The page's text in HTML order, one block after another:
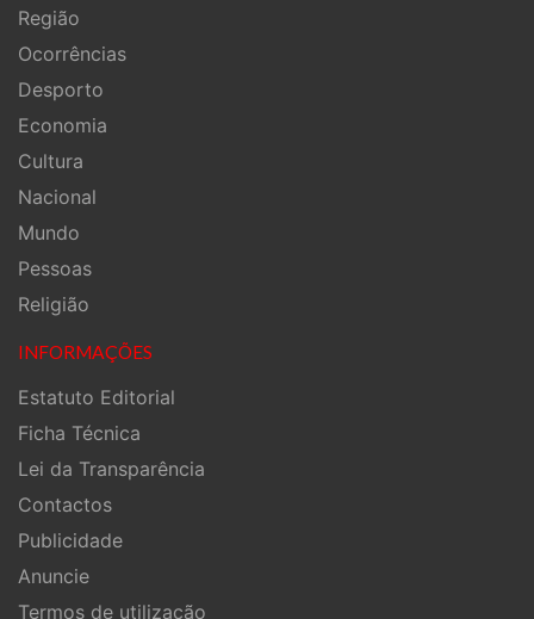
Região
Ocorrências
Desporto
Economia
Cultura
Nacional
Mundo
Pessoas
Religião
INFORMAÇÕES
Estatuto Editorial
Ficha Técnica
Lei da Transparência
Contactos
Publicidade
Anuncie
Termos de utilização